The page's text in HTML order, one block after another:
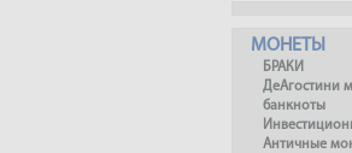
МОНЕТЫ
БРАКИ
ДеАгостини
банкноты
Античные